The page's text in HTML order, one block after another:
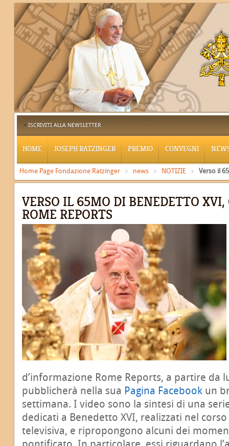
ISCRIVITI ALLA NEWSLETTER
HOME JOSEPH RATZINGER PREMIO CONVEGNI
Home Page Fondazione Ratzinger news NOTIZIE Verso il
VERSO IL 65MO DI BENEDETTO
ROME REPORTS
d’informazione Rome Reports, a partire da
pubblicherà nella sua Pagina Facebook un
settimana. I video sono la sintesi di una
dedicati a Benedetto XVI, realizzati nel
televisiva, e ripropongono alcuni dei